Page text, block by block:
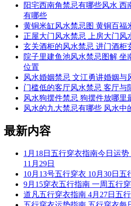
阳宅西南角禁忌有哪些风水 西
有哪些
黄铜米缸风水禁忌图 黄铜百福
正屋大门风水禁忌 上房大门风
玄关酒柜的风水禁忌 进门酒柜
院子里建鱼池风水禁忌图解 坐
位置
风水婚姻禁忌 文江勇讲婚姻与
门槛低的客厅风水禁忌 客厅与
风水狗摆件禁忌 狗摆件放哪里
风水的九大禁忌有哪些 风水中
最新内容
1月18日五行穿衣指南今日运
11月29日
10月13号五行穿衣 10月30日五
9月15穿衣五行指南 一周五行
道凡五行穿衣指南 4月27日五